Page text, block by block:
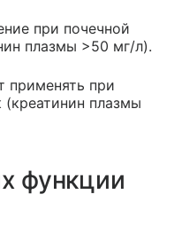
при почечной
плазмы >50 мг/л).
применять при
плазмы
функции